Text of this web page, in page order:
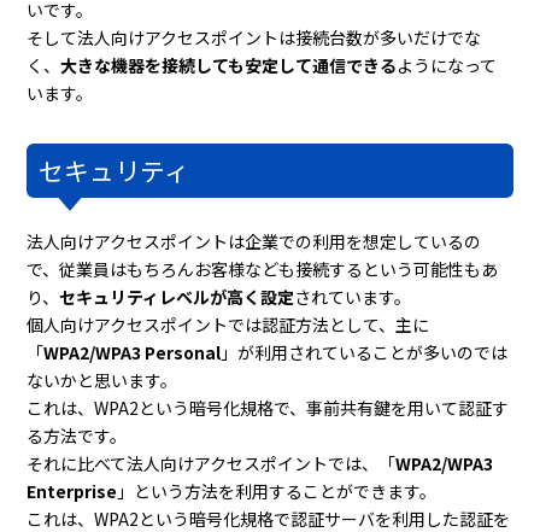
いです。
そして法人向けアクセスポイントは接続台数が多いだけでな
く、大きな機器を接続しても安定して通信できるようになって
います。
セキュリティ
法人向けアクセスポイントは企業での利用を想定しているの
で、従業員はもちろんお客様なども接続するという可能性もあ
り、セキュリティレベルが高く設定されています。
個人向けアクセスポイントでは認証方法として、主に
「WPA2/WPA3 Personal 」が利用されていることが多いのでは
ないかと思います。
これは、WPA2という暗号化規格で、事前共有鍵を用いて認証す
る方法です。
それに比べて法人向けアクセスポイントでは、「WPA2/WPA3
Enterprise 」という方法を利用することができます。
これは、WPA2という暗号化規格で認証サーバを利用した認証を